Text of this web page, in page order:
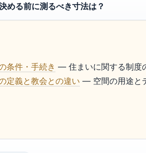
める前に測るべき寸法は？
条件・手続き — 住まいに関する制度
定義と教会との違い — 空間の用途と